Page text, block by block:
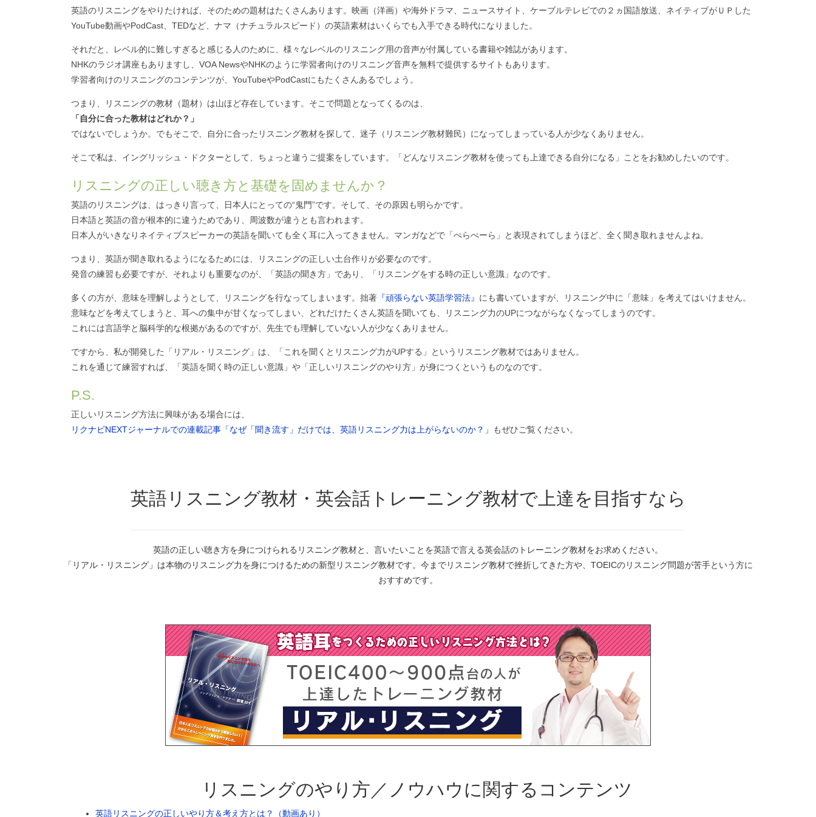
英語のリスニングをやりたければ、そのための題材はたくさんあります。映画（洋画）や海外ドラマ、ニュースサイト、ケーブルテレビでの２ヵ国語放送、ネイティブがＵＰした
YouTube動画やPodCast、TEDなど、ナマ（ナチュラルスピード）の英語素材はいくらでも入手できる時代になりました。
それだと、レベル的に難しすぎると感じる人のために、様々なレベルのリスニング用の音声が付属している書籍や雑誌があります。
NHKのラジオ講座もありますし、VOA NewsやNHKのように学習者向けのリスニング音声を無料で提供するサイトもあります。
学習者向けのリスニングのコンテンツが、YouTubeやPodCastにもたくさんあるでしょう。
つまり、リスニングの教材（題材）は山ほど存在しています。そこで問題となってくるのは、
「自分に合った教材はどれか？」
ではないでしょうか。でもそこで、自分に合ったリスニング教材を探して、迷子（リスニング教材難民）になってしまっている人が少なくありません。
そこで私は、イングリッシュ・ドクターとして、ちょっと違うご提案をしています。「どんなリスニング教材を使っても上達できる自分になる」ことをお勧めしたいのです。
リスニングの正しい聴き方と基礎を固めませんか？
英語のリスニングは、はっきり言って、日本人にとっての“鬼門”です。そして、その原因も明らかです。
日本語と英語の音が根本的に違うためであり、周波数が違うとも言われます。
日本人がいきなりネイティブスピーカーの英語を聞いても全く耳に入ってきません。マンガなどで「ぺらぺーら」と表現されてしまうほど、全く聞き取れませんよね。
つまり、英語が聞き取れるようになるためには、リスニングの正しい土台作りが必要なのです。
発音の練習も必要ですが、それよりも重要なのが、「英語の聞き方」であり、「リスニングをする時の正しい意識」なのです。
多くの方が、意味を理解しようとして、リスニングを行なってしまいます。拙著 『頑張らない英語学習法』 にも書いていますが、リスニング中に「意味」を考えてはいけません。
意味などを考えてしまうと、耳への集中が甘くなってしまい、どれだけたくさん英語を聞いても、リスニング力のUPにつながらなくなってしまうのです。
これには言語学と脳科学的な根拠があるのですが、先生でも理解していない人が少なくありません。
ですから、私が開発した「リアル・リスニング」は、「これを聞くとリスニング力がUPする」というリスニング教材ではありません。
これを通じて練習すれば、「英語を聞く時の正しい意識」や「正しいリスニングのやり方」が身につくというものなのです。
P.S.
正しいリスニング方法に興味がある場合には、
リクナビNEXTジャーナルでの連載記事「なぜ「聞き流す」だけでは、英語リスニング力は上がらないのか？」
もぜひご覧ください。
英語リスニング教材・英会話トレーニング教材で上達を目指すなら
英語の正しい聴き方を身につけられる リスニング教材と、言いたいことを英語で言える英会話の トレーニング教材をお求めください。
「リアル・リスニング」は本物のリスニング力を身につけるための新型リスニング教材です。今までリスニング教材で挫折してきた方や、TOEICのリスニング問題が苦手という方に
おすすめです。
リスニングのやり方／ノウハウに関するコンテンツ
英語リスニングの正しいやり方＆考え方とは？（動画あり）